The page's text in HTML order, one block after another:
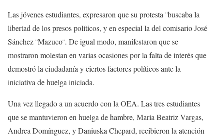
Las jóvenes estudiantes, expresaron que su protesta ¨buscaba la
libertad de los presos políticos, y en especial la del comisario José
Sánchez ¨Mazuco¨. De igual modo, manifestaron que se
mostraron molestan en varias ocasiones por la falta de interés que
demostró la ciudadanía y ciertos factores políticos ante la
iniciativa de huelga iniciada.
Una vez llegado a un acuerdo con la OEA. Las tres estudiantes
que se mantuvieron en huelga de hambre, María Beatriz Vargas,
Andrea Domínguez, y Daniuska Chepard, recibieron la atención